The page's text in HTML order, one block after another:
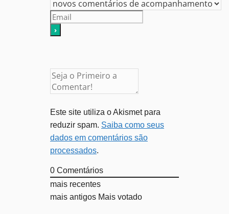
Este site utiliza o Akismet para
reduzir spam. Saiba como seus
dados em comentários são
processados.
0 Comentários
mais recentes
mais antigos Mais votado